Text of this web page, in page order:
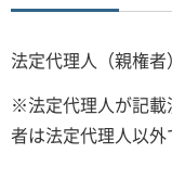
法定代理人（親権者）
※法定代理人が記載
者は法定代理人以外